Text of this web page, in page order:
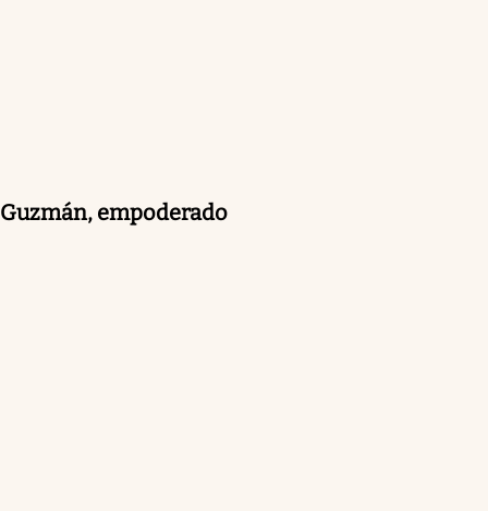
Guzmán, empoderado